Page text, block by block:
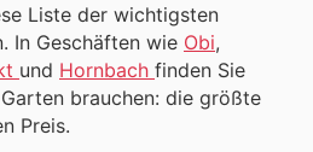
Liste der wichtigsten
Werkzeuge zu erstellen. In Geschäften wie Obi,
und Hornbach finden Sie
brauchen: die größte
Preis.